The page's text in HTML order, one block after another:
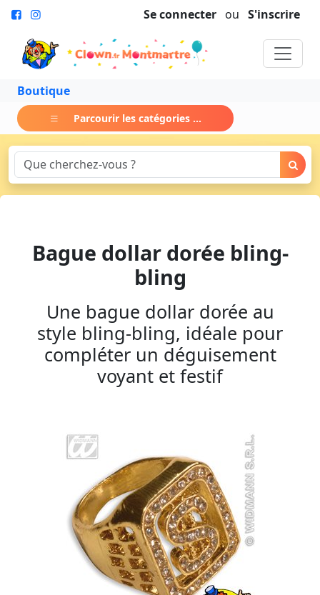
Se connecter ou S'inscrire
Boutique
Parcourir les catégories ...
Bague dollar dorée bling-
bling
Une bague dollar dorée au
style bling-bling, idéale pour
compléter un déguisement
voyant et festif